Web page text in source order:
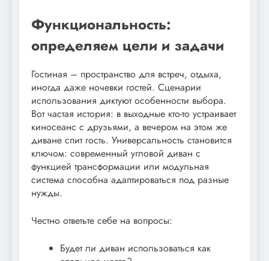
Функциональность:
определяем цели и задачи
Гостиная – пространство для встреч, отдыха,
иногда даже ночевки гостей. Сценарии
использования диктуют особенности выбора.
Вот частая история: в выходные кто-то устраивает
киносеанс с друзьями, а вечером на этом же
диване спит гость. Универсальность становится
ключом: современный угловой диван с
функцией трансформации или модульная
система способна адаптироваться под разные
нужды.
Честно ответьте себе на вопросы:
Будет ли диван использоваться как